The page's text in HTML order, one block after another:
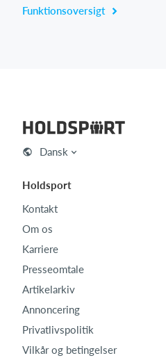
Funktionsoversigt
Dansk
Holdsport
Kontakt
Om os
Karriere
Presseomtale
Artikelarkiv
Annoncering
Privatlivspolitik
Vilkår og betingelser